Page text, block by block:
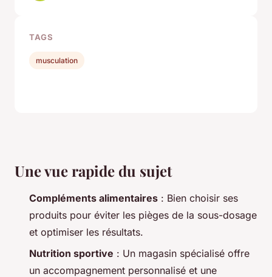
Une vue rapide du sujet
Compléments alimentaires : Bien choisir ses
produits pour éviter les pièges de la sous-dosage
et optimiser les résultats.
Nutrition sportive : Un magasin spécialisé offre
un accompagnement personnalisé et une
TAGS
musculation